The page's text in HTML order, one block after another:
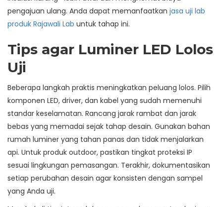
pengajuan ulang. Anda dapat memanfaatkan jasa uji lab
produk Rajawali Lab untuk tahap ini.
Tips agar Luminer LED Lolos
Uji
Beberapa langkah praktis meningkatkan peluang lolos. Pilih
komponen LED, driver, dan kabel yang sudah memenuhi
standar keselamatan. Rancang jarak rambat dan jarak
bebas yang memadai sejak tahap desain. Gunakan bahan
rumah luminer yang tahan panas dan tidak menjalarkan
api. Untuk produk outdoor, pastikan tingkat proteksi IP
sesuai lingkungan pemasangan. Terakhir, dokumentasikan
setiap perubahan desain agar konsisten dengan sampel
yang Anda uji.